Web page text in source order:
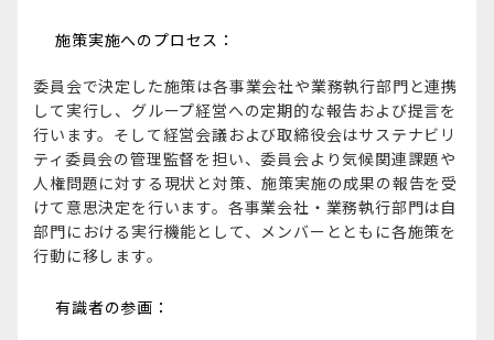
施策実施へのプロセス：
委員会で決定した施策は各事業会社や業務執行部門と連携
して実行し、グループ経営への定期的な報告および提言を
行います。そして経営会議および取締役会はサステナビリ
ティ委員会の管理監督を担い、委員会より気候関連課題や
人権問題に対する現状と対策、施策実施の成果の報告を受
けて意思決定を行います。各事業会社・業務執行部門は自
部門における実行機能として、メンバーとともに各施策を
行動に移します。
有識者の参画：